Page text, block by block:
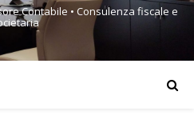
Contabile • Consulenza fiscale e